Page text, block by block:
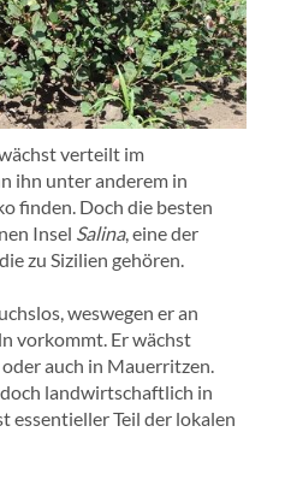
verteilt im
ihn unter anderem in
finden. Doch die besten
Insel Salina, eine der
zu Sizilien gehören.
weswegen er an
vorkommt. Er wächst
auch in Mauerritzen.
landwirtschaftlich in
essentieller Teil der lokalen